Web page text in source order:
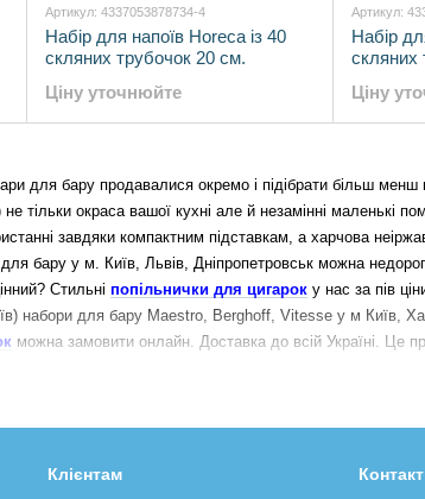
для бару продавалися окремо і підібрати більш
тільки окраса вашої кухні але й незамінні маленькі
завдяки компактним підставкам, а харчова
бару у м. Київ, Львів, Дніпропетровськ можна
Стильні попільнички для цигарок у нас за пів
набори для бару Maestro, Berghoff, Vitesse у м Київ,
можна замовити онлайн. Доставка до всій Україні. Це
Артикул: 4337053878734-4
Набір для напоїв Horeca із 40
скляних трубочок 20 см.
Ціну уточнюйте
Артикул:
Набір
скляних
Ціну
Клієнтам